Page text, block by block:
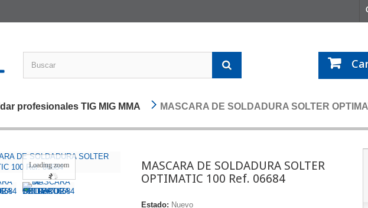
profesionales TIG MIG MMA MASCARA DE SOLDADURA SOLTER
Loading zoom
MASCARA DE SOLDADURA SOLTER
OPTIMATIC 100 Ref. 06684
Estado: Nuevo